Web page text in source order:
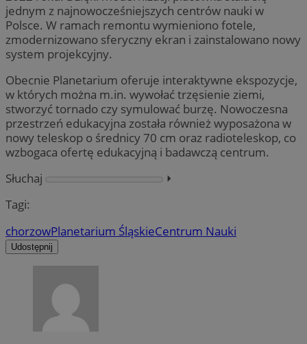
jednym z najnowocześniejszych centrów nauki w
Polsce. W ramach remontu wymieniono fotele,
zmodernizowano sferyczny ekran i zainstalowano nowy
system projekcyjny.
Obecnie Planetarium oferuje interaktywne ekspozycje,
w których można m.in. wywołać trzęsienie ziemi,
stworzyć tornado czy symulować burzę. Nowoczesna
przestrzeń edukacyjna została również wyposażona w
nowy teleskop o średnicy 70 cm oraz radioteleskop, co
wzbogaca ofertę edukacyjną i badawczą centrum.
Słuchaj
⏵︎
Tagi:
chorzowPlanetarium ŚląskieCentrum Nauki
Udostępnij